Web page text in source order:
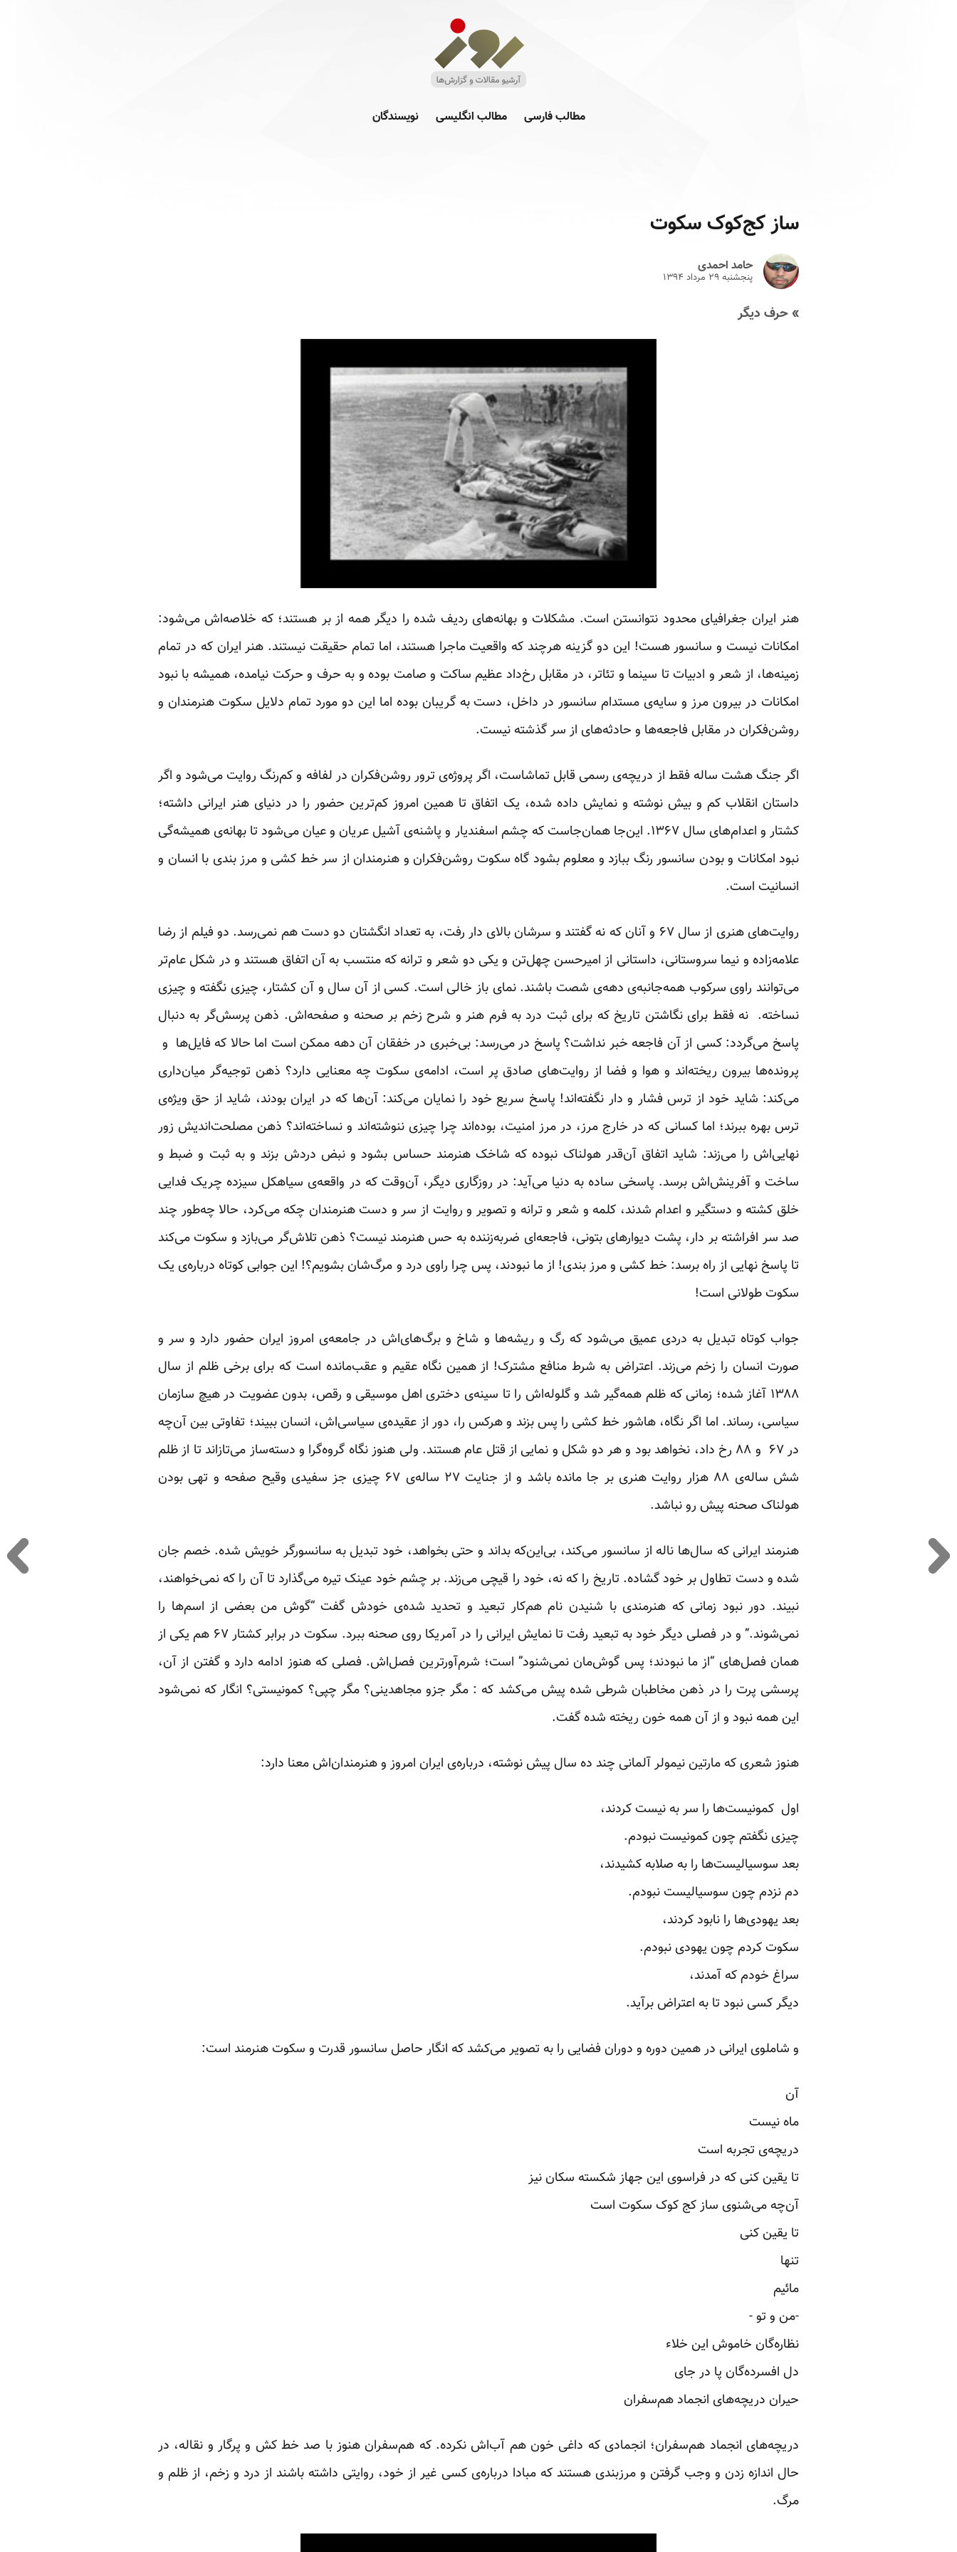
مطالب فارسی مطالب انگلیسی نویسندگان
ساز کج‌کوک سکوت
حامد احمدی
پنجشنبه ۲۹ مرداد ۱۳۹۴
» حرف دیگر
هنر ایران جغرافیای محدود نتوانستن است. مشکلات و بهانه‌های ردیف شده را دیگر همه از بر هستند؛ که خلاصه‌اش می‌شود:
امکانات نیست و سانسور هست! این دو گزینه هرچند که واقعیت ماجرا هستند، اما تمام حقیقت نیستند. هنر ایران که در تمام
زمینه‌ها، از شعر و ادبیات تا سینما و تئاتر، در مقابل رخ‌داد عظیم ساکت و صامت بوده و به حرف و حرکت نیامده، همیشه با نبود
امکانات در بیرون مرز و سایه‌ی مستدام سانسور در داخل، دست به گریبان بوده اما این دو مورد تمام دلایل سکوت هنرمندان و
روشن‌فکران در مقابل فاجعه‌ها و حادثه‌های از سر گذشته نیست.
اگر جنگ هشت ساله فقط از دریچه‌ی رسمی قابل تماشاست، اگر پروژه‌ی ترور روشن‌فکران در لفافه و کم‌رنگ روایت می‌شود و اگر
داستان انقلاب کم و بیش نوشته و نمایش داده شده، یک اتفاق تا همین امروز کم‌ترین حضور را در دنیای هنر ایرانی داشته؛
کشتار و اعدام‌های سال ۱۳۶۷. این‌جا همان‌جاست که چشم اسفندیار و پاشنه‌ی آشیل عریان و عیان می‌شود تا بهانه‌ی همیشه‌گی
نبود امکانات و بودن سانسور رنگ ببازد و معلوم بشود گاه سکوت روشن‌فکران و هنرمندان از سر خط کشی و مرز بندی با انسان و
انسانیت است.
روایت‌های هنری از سال ۶۷ و آنان که نه گفتند و سرشان بالای دار رفت، به تعداد انگشتان دو دست هم نمی‌رسد. دو فیلم از
رضا
علامه‌زاده و نیما سروستانی، داستانی از امیرحسن چهل‌تن و یکی دو شعر و ترانه که منتسب به آن اتفاق هستند و در شکل عام‌تر
می‌توانند راوی سرکوب همه‌جانبه‌ی دهه‌ی شصت باشند. نمای باز خالی است. کسی از آن سال و آن کشتار، چیزی نگفته و چیزی
نساخته. نه فقط برای نگاشتن تاریخ که برای ثبت درد به فرم هنر و شرح زخم بر صحنه و صفحه‌اش. ذهن پرسش‌گر به دنبال
پاسخ می‌گردد: کسی از آن فاجعه خبر نداشت؟ پاسخ در می‌رسد: بی‌خبری در خفقان آن دهه ممکن است اما حالا که فایل‌ها و
پرونده‌ها بیرون ریخته‌اند و هوا و فضا از روایت‌های صادق پر است، ادامه‌ی سکوت چه معنایی دارد؟ ذهن توجیه‌گر میان‌داری
می‌کند: شاید خود از ترس فشار و دار نگفته‌اند! پاسخ سریع خود را نمایان می‌کند: آن‌ها که در ایران بودند، شاید از حق ویژه‌ی
ترس بهره ببرند؛ اما کسانی که در خارج مرز، در مرز امنیت، بوده‌اند چرا چیزی ننوشته‌اند و نساخته‌اند؟ ذهن مصلحت‌اندیش زور
نهایی‌اش را می‌زند: شاید اتفاق آن‌قدر هولناک نبوده که شاخک هنرمند حساس بشود و نبض دردش بزند و به ثبت و ضبط و
ساخت و آفرینش‌اش برسد. پاسخی ساده به دنیا می‌آید: در روزگاری دیگر، آن‌وقت که در واقعه‌ی سیاهکل سیزده چریک‌ فدایی
خلق کشته و دستگیر و اعدام شدند، کلمه و شعر و ترانه و تصویر و روایت از سر و دست هنرمندان چکه می‌کرد، حالا چه‌طور چند
صد سر افراشته بر دار، پشت دیوارهای بتونی، فاجعه‌ای ضربه‌زننده به حس هنرمند نیست؟ ذهن تلاش‌گر می‌بازد و سکوت می‌کند
تا پاسخ نهایی از راه برسد: خط کشی و مرز بندی! از ما نبودند، پس چرا راوی درد و مرگ‌شان بشویم؟! این جوابی کوتاه درباره‌ی یک
سکوت طولانی است!
جواب کوتاه تبدیل به دردی عمیق می‌شود که رگ و ریشه‌ها و شاخ و برگ‌های‌اش در جامعه‌ی امروز ایران حضور دارد و سر و
صورت انسان را زخم می‌زند. اعتراض به شرط منافع مشترک! از همین نگاه عقیم و عقب‌مانده است که برای برخی ظلم از سال
۱۳۸۸ آغاز شده؛ زمانی که ظلم همه‌گیر شد و گلوله‌اش را تا سینه‌ی دختری اهل موسیقی و رقص، بدون عضویت در هیچ سازمان
سیاسی، رساند. اما اگر نگاه، هاشور خط کشی را پس بزند و هرکس را، دور از عقیده‌ی سیاسی‌اش، انسان ببیند؛ تفاوتی بین آن‌چه
در ۶۷ و ۸۸ رخ داد، نخواهد بود و هر دو شکل و نمایی از قتل عام هستند. ولی هنوز نگاه گروه‌گرا و دسته‌ساز می‌تازاند تا از ظلم
شش ساله‌ی ۸۸ هزار روایت هنری بر جا مانده باشد و از جنایت ۲۷ ساله‌ی ۶۷ چیزی جز سفیدی وقیح صفحه و تهی بودن
هولناک صحنه پیش رو نباشد.
هنرمند ایرانی که سال‌ها ناله از سانسور می‌کند، بی‌این‌که بداند و حتی بخواهد، خود تبدیل به سانسورگر خویش شده. خصم جان
شده و دست تطاول بر خود گشاده. تاریخ را که نه، خود را قیچی می‌زند. بر چشم خود عینک تیره می‌گذارد تا آن را که نمی‌خواهند،
نبیند. دور نبود زمانی که هنرمندی با شنیدن نام هم‌کار تبعید و تحدید شده‌ی خودش گفت “گوش من بعضی از اسم‌ها را
نمی‌شوند.” و در فصلی دیگر خود به تبعید رفت تا نمایش ایرانی را در آمریکا روی صحنه ببرد. سکوت در برابر کشتار ۶۷ هم یکی از
همان فصل‌های “از ما نبودند؛ پس گوش‌مان نمی‌شنود” است؛ شرم‌آورترین فصل‌اش. فصلی که هنوز ادامه دارد و گفتن از آن،
پرسشی پرت را در ذهن مخاطبان شرطی شده پیش می‌کشد که : مگر جزو مجاهدینی؟ مگر چپی؟ کمونیستی؟ انگار که نمی‌شود
این همه نبود و از آن همه خون ریخته شده گفت.
هنوز شعری که مارتین نیمولر آلمانی چند ده سال پیش نوشته، درباره‌ی ایران امروز و هنرمندان‌اش معنا دارد:
اول کمونیست‌ها را سر به نیست کردند،
چیزی نگفتم چون کمونیست نبودم.
بعد سوسیالیست‌ها را به صلابه کشیدند،
دم نزدم چون سوسیالیست نبودم.
بعد یهودی‌ها را نابود کردند،
سکوت کردم چون یهودی نبودم.
سراغ خودم که آمدند،
دیگر کسی نبود تا به اعتراض برآید.
و شاملوی ایرانی در همین دوره و دوران فضایی را به تصویر می‌کشد که انگار حاصل سانسور قدرت و سکوت هنرمند است:
آن
ماه نیست
دریچه‌ی تجربه است
تا یقین کنی که در فراسوی این جهاز شکسته سکان نیز
آن‌چه می‌شنوی ساز کج کوک سکوت است
تا یقین کنی
تنها
مائیم
-من و تو -
نظاره‌گان خاموش این خلاء
دل افسرده‌گان پا در جای
حیران دریچه‌های انجماد هم‌سفران
دریچه‌های انجماد هم‌سفران؛ انجمادی که داغی خون هم آب‌اش نکرده. که هم‌سفران هنوز با صد خط کش و پرگار و نقاله، در
حال اندازه زدن و وجب گرفتن و مرزبندی هستند که مبادا درباره‌ی کسی غیر از خود، روایتی داشته باشند از درد و زخم، از ظلم و
مرگ.